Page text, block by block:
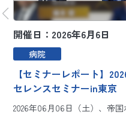
開催日：2026年6月6日
病院
【セミナーレポート】
セレンスセミナーin東京
2026年06月06日（土）、帝